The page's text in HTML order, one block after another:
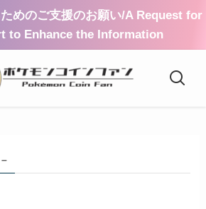
めのご支援のお願い/A Request for
to Enhance the Information